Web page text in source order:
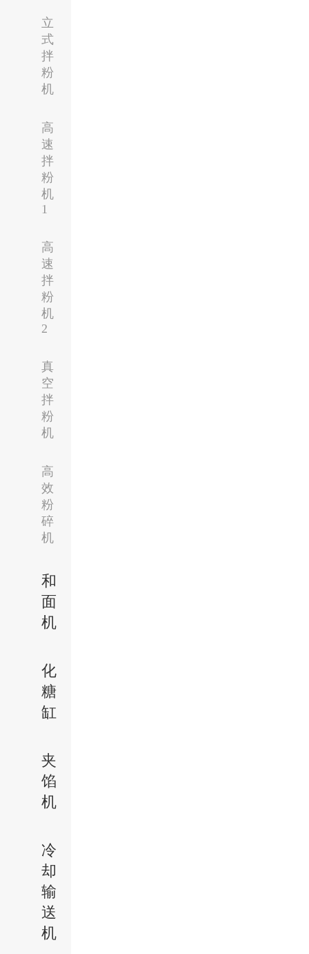
立
式
拌
粉
机
高
速
拌
粉
机
1
高
速
拌
粉
机
2
真
空
拌
粉
机
高
效
粉
碎
机
和
面
机
化
糖
缸
夹
馅
机
冷
却
输
送
机